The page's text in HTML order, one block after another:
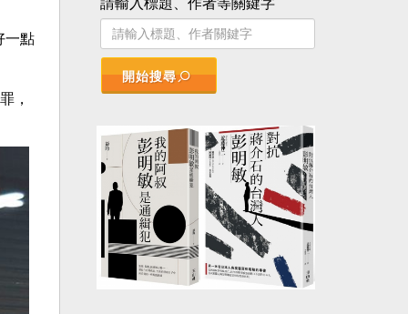
一點
，
請輸入標題、作者等關鍵字
開始搜尋